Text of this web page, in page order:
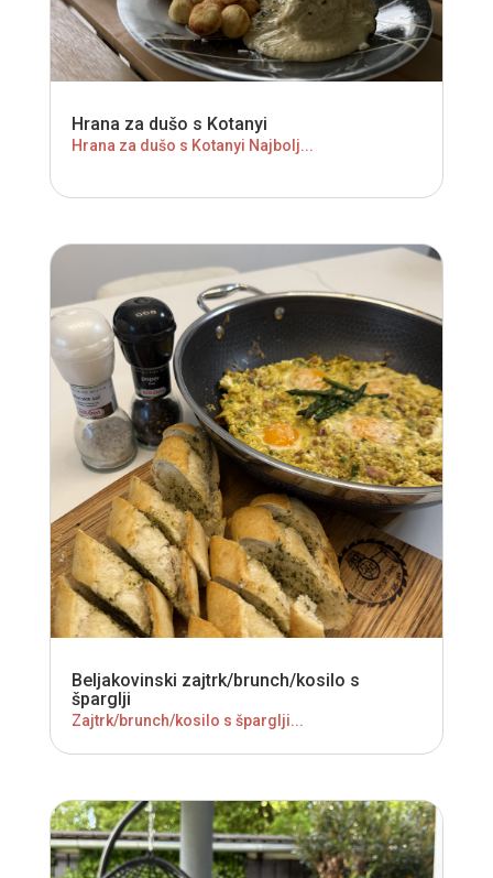
Hrana za dušo s Kotanyi
Hrana za dušo s Kotanyi Najbolj...
Beljakovinski zajtrk/brunch/kosilo s
šparglji
Zajtrk/brunch/kosilo s šparglji...